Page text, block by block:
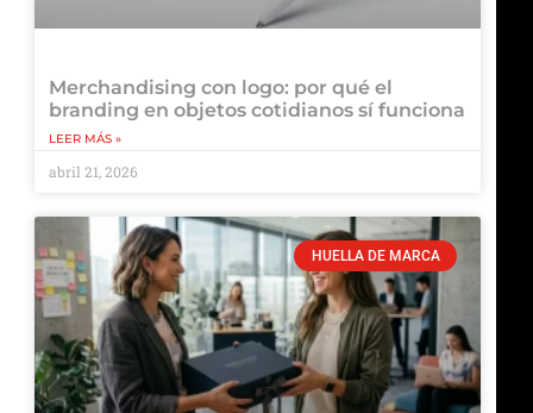
Merchandising con logo: por qué el
branding en objetos cotidianos sí funciona
LEER MÁS »
abril 21, 2026
HUELLA DE MARCA